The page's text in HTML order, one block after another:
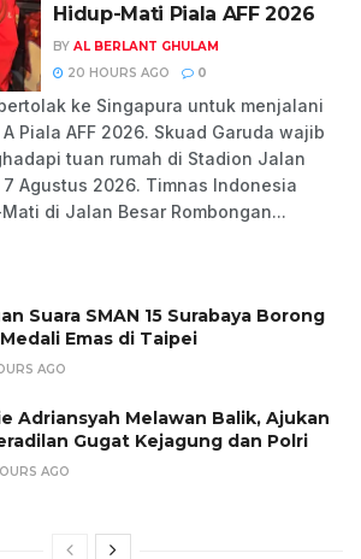
Hidup-Mati Piala AFF 2026
BY AL BERLANT GHULAM
20 HOURS AGO
0
ke Singapura untuk menjalani
Piala AFF 2026. Skuad Garuda wajib
tuan rumah di Stadion Jalan
Agustus 2026. Timnas Indonesia
di Jalan Besar Rombongan...
Suara SMAN 15 Surabaya Borong
Emas di Taipei
AGO
Adriansyah Melawan Balik, Ajukan
Gugat Kejagung dan Polri
AGO